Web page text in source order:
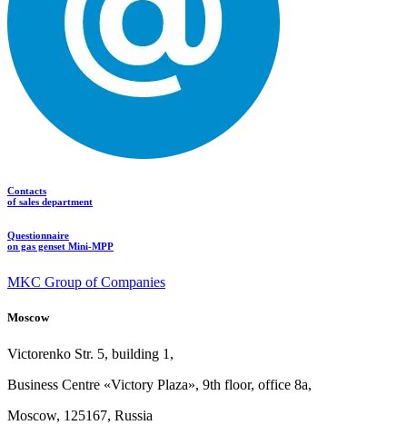
Contacts
of sales department
Questionnaire
on gas genset Mini-MPP
MKC Group of Companies
Moscow
Victorenko Str. 5, building 1,
Business Centre «Victory Plaza», 9th floor, office 8a,
Moscow, 125167, Russia